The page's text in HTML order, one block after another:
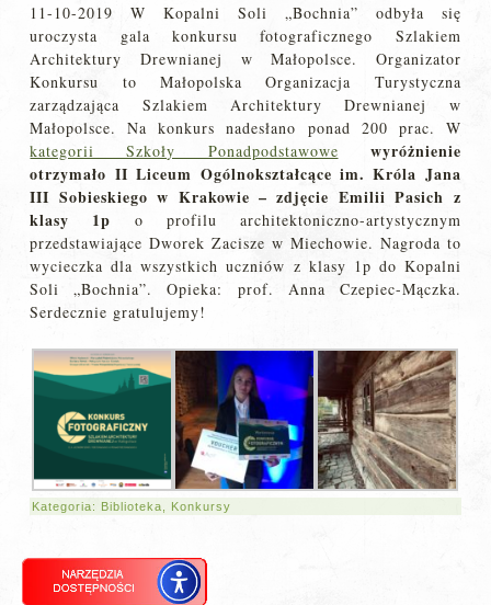
11-10-2019 W Kopalni Soli „Bochnia” odbyła się
uroczysta gala konkursu fotograficznego Szlakiem
Architektury Drewnianej w Małopolsce. Organizator
Konkursu to Małopolska Organizacja Turystyczna
zarządzająca Szlakiem Architektury Drewnianej w
Małopolsce. Na konkurs nadesłano ponad 200 prac. W
kategorii Szkoły Ponadpodstawowe
wyróżnienie
otrzymało II Liceum Ogólnokształcące im. Króla Jana
III Sobieskiego w Krakowie – zdjęcie Emilii Pasich z
klasy 1p o profilu architektoniczno-artystycznym
przedstawiające Dworek Zacisze w Miechowie. Nagroda to
wycieczka dla wszystkich uczniów z klasy 1p do Kopalni
Soli „Bochnia”. Opieka: prof. Anna Czepiec-Mączka.
Serdecznie gratulujemy!
Kategoria: Biblioteka Konkursy